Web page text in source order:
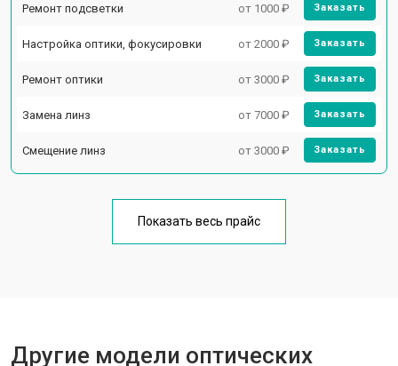
Ремонт подсветки от 1000 ₽ Заказать
Настройка оптики, фокусировки от 2000 ₽ Заказать
Ремонт оптики от 3000 ₽ Заказать
Замена линз от 7000 ₽ Заказать
Смещение линз от 3000 ₽ Заказать
Показать весь прайс
Другие модели оптических